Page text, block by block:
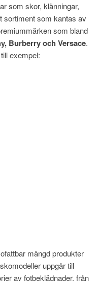
som skor, klänningar,
sortiment som kantas av
som bland
Burberry och Versace.
exempel:
mängd produkter
uppgår till
av fotbeklädnader, från